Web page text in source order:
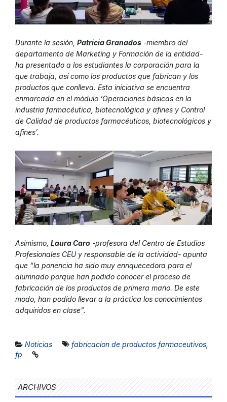
Durante la sesión, Patricia Granados -miembro del
departamento de Marketing y Formación de la entidad-
ha presentado a los estudiantes la corporación para la
que trabaja, así como los productos que fabrican y los
productos que conlleva. Esta iniciativa se encuentra
enmarcada en el módulo ‘Operaciones básicas en la
industria farmacéutica, biotecnológica y afines y Control
de Calidad de productos farmacéuticos, biotecnológicos y
afines’.
Asimismo, Laura Caro -profesora del Centro de Estudios
Profesionales CEU y responsable de la actividad- apunta
que “la ponencia ha sido muy enriquecedora para el
alumnado porque han podido conocer el proceso de
fabricación de los productos de primera mano. De este
modo, han podido llevar a la práctica los conocimientos
adquiridos en clase”.
Noticias fabricacion de productos farmaceutivos
fp
ARCHIVOS